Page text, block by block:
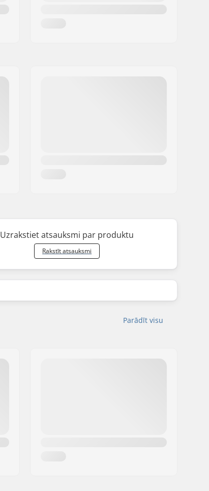
Uzrakstiet atsauksmi par produktu
Rakstīt atsauksmi
Parādīt visu